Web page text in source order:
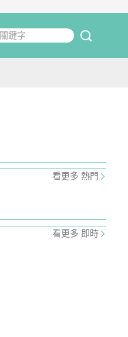
關鍵字
看更多 熱門
看更多 即時